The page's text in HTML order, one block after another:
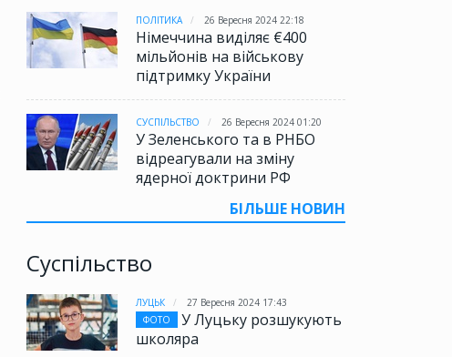
ПОЛІТИКА 26 Вересня 2024 22:18
Німеччина виділяє €400
мільйонів на військову
підтримку України
СУСПІЛЬСТВО 26 Вересня 2024 01:20
У Зеленського та в РНБО
відреагували на зміну
ядерної доктрини РФ
БІЛЬШЕ НОВИН
Суспільство
ЛУЦЬК
27 Вересня 2024 17:43
ФОТО
У Луцьку розшукують
школяра